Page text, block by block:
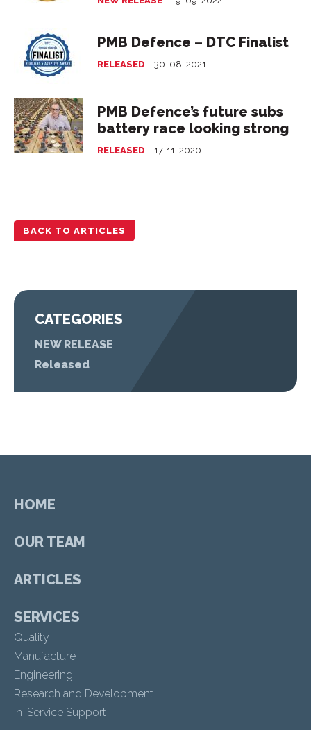
PMB Defence – DTC Finalist
RELEASED 30. 08. 2021
PMB Defence’s future subs
battery race looking strong
RELEASED 17. 11. 2020
BACK TO ARTICLES
CATEGORIES
NEW RELEASE
Released
HOME
OUR TEAM
ARTICLES
SERVICES
Quality
Manufacture
Engineering
Research and Development
In-Service Support